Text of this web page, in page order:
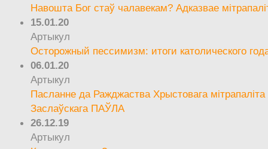
Навошта Бог стаў чалавекам? Адказвае
15.01.20
Артыкул
Осторожный пессимизм: итоги католического
06.01.20
Артыкул
Пасланне да Ражджаства Хрыстовага мітрапаліта
Заслаўскага ПАЎЛА
26.12.19
Артыкул